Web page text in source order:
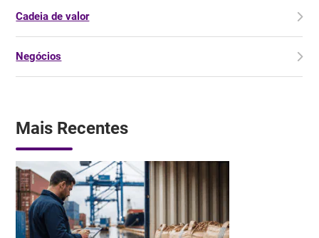
Cadeia de valor
Negócios
Mais Recentes